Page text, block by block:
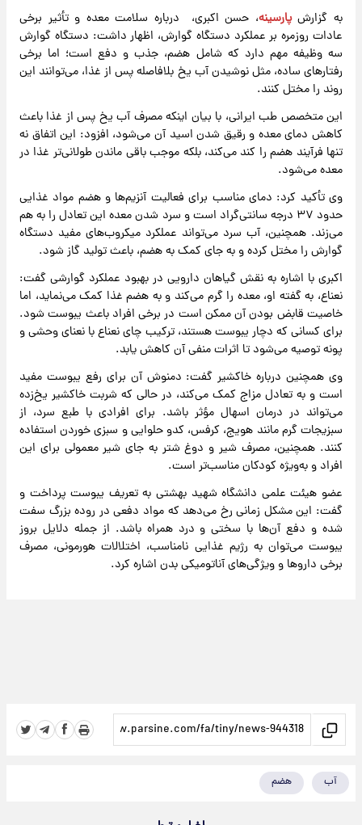
به گزارشپارسینه، حسن اکبری، درباره سلامت معده و تأثیر برخی
عادات روزمره بر عملکرد دستگاه گوارش، اظهار داشت: دستگاه گوارش
سه وظیفه مهم دارد که شامل هضم، جذب و دفع است؛ اما برخی
رفتارهای ساده، مثل نوشیدن آب یخ بلافاصله پس از غذا، می‌توانند این
روند را مختل کنند.
این متخصص طب ایرانی، با بیان اینکه مصرف آب یخ پس از غذا باعث
کاهش دمای معده و رقیق شدن اسید آن می‌شود، افزود: این اتفاق نه‌
تنها فرآیند هضم را کند می‌کند، بلکه موجب باقی ماندن طولانی‌تر غذا در
معده می‌شود.
وی تأکید کرد: دمای مناسب برای فعالیت آنزیم‌ها و هضم مواد غذایی
حدود ۳۷ درجه سانتی‌گراد است و سرد شدن معده این تعادل را به هم
می‌زند. همچنین، آب سرد می‌تواند عملکرد میکروب‌های مفید دستگاه
گوارش را مختل کرده و به جای کمک به هضم، باعث تولید گاز شود.
اکبری با اشاره به نقش گیاهان دارویی در بهبود عملکرد گوارشی گفت:
نعناع، به گفته او، معده را گرم می‌کند و به هضم غذا کمک می‌نماید، اما
خاصیت قابض بودن آن ممکن است در برخی افراد باعث یبوست شود.
برای کسانی که دچار یبوست هستند، ترکیب چای نعناع با نعنای وحشی و
پونه توصیه می‌شود تا اثرات منفی آن کاهش یابد.
وی همچنین درباره خاکشیر گفت: دمنوش آن برای رفع یبوست مفید
است و به تعادل مزاج کمک می‌کند، در حالی که شربت خاکشیر یخ‌زده
می‌تواند در درمان اسهال مؤثر باشد. برای افرادی با طبع سرد، از
سبزیجات گرم مانند هویج، کرفس، کدو حلوایی و سبزی خوردن استفاده
کنند. همچنین، مصرف شیر و دوغ شتر به جای شیر معمولی برای این
افراد و به‌ویژه کودکان مناسب‌تر است.
عضو هیئت علمی دانشگاه شهید بهشتی به تعریف یبوست پرداخت و
گفت: این مشکل زمانی رخ می‌دهد که مواد دفعی در روده بزرگ سفت
شده و دفع آن‌ها با سختی و درد همراه باشد. از جمله دلایل بروز
یبوست می‌توان به رژیم غذایی نامناسب، اختلالات هورمونی، مصرف
برخی داروها و ویژگی‌های آناتومیکی بدن اشاره کرد.
آب هضم